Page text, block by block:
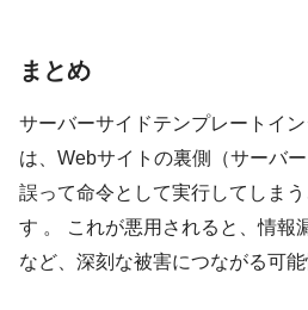
まとめ
サーバーサイドテンプレートイン
は、Webサイトの裏側（サーバ
誤って命令として実行してしま
す 。 これが悪用されると、情報
など、深刻な被害につながる可能